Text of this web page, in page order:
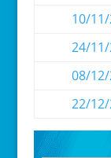
10/
24/
08/
22/